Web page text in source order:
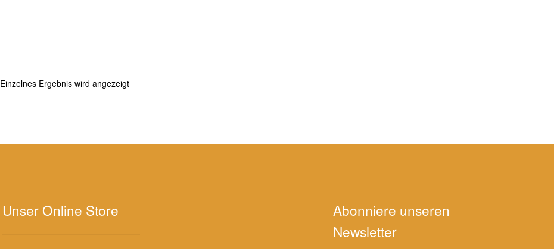
Einzelnes Ergebnis wird angezeigt
Unser Online Store
Abonniere unseren
Newsletter